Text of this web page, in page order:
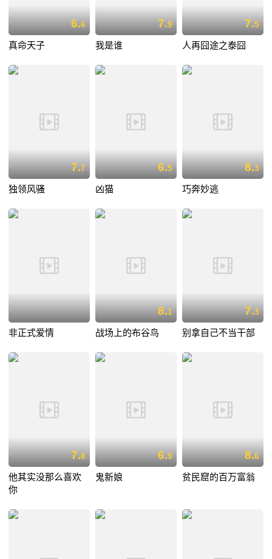
6.6
真命天子
7.9
我是谁
7.5
人再囧途之泰囧
7.7
独领风骚
6.5
凶猫
8.3
巧奔妙逃
非正式爱情
8.1
战场上的布谷鸟
7.3
别拿自己不当干部
7.8
他其实没那么喜欢
你
6.9
鬼新娘
8.6
贫民窟的百万富翁